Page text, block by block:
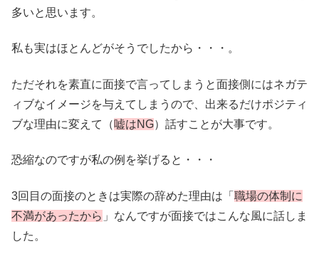
多いと思います。
私も実はほとんどがそうでしたから・・・。
ただそれを素直に面接で言ってしまうと面接側にはネガテ
ィブなイメージを与えてしまうので、出来るだけポジティ
ブな理由に変えて（嘘はNG）話すことが大事です。
恐縮なのですが私の例を挙げると・・・
3回目の面接のときは実際の辞めた理由は「 職場の体制に
不満があったから 」なんですが面接ではこんな風に話しま
した。